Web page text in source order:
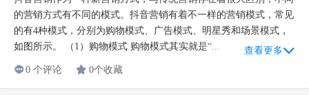
燃灯SEO推广培训怎么样？